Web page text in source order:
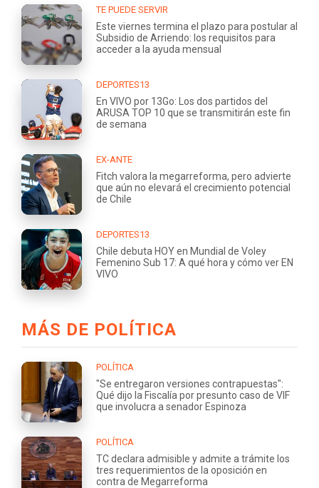
TE PUEDE SERVIR
Este viernes termina el plazo para postular al
Subsidio de Arriendo: los requisitos para
acceder a la ayuda mensual
DEPORTES13
En VIVO por 13Go: Los dos partidos del
ARUSA TOP 10 que se transmitirán este fin
de semana
EX-ANTE
Fitch valora la megarreforma, pero advierte
que aún no elevará el crecimiento potencial
de Chile
DEPORTES13
Chile debuta HOY en Mundial de Voley
Femenino Sub 17: A qué hora y cómo ver EN
VIVO
MÁS DE POLÍTICA
POLÍTICA
"Se entregaron versiones contrapuestas":
Qué dijo la Fiscalía por presunto caso de VIF
que involucra a senador Espinoza
POLÍTICA
TC declara admisible y admite a trámite los
tres requerimientos de la oposición en
contra de Megarreforma